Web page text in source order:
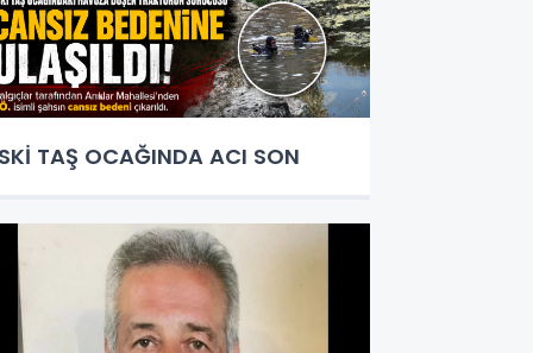
TAŞ OCAĞINDA ACI SON